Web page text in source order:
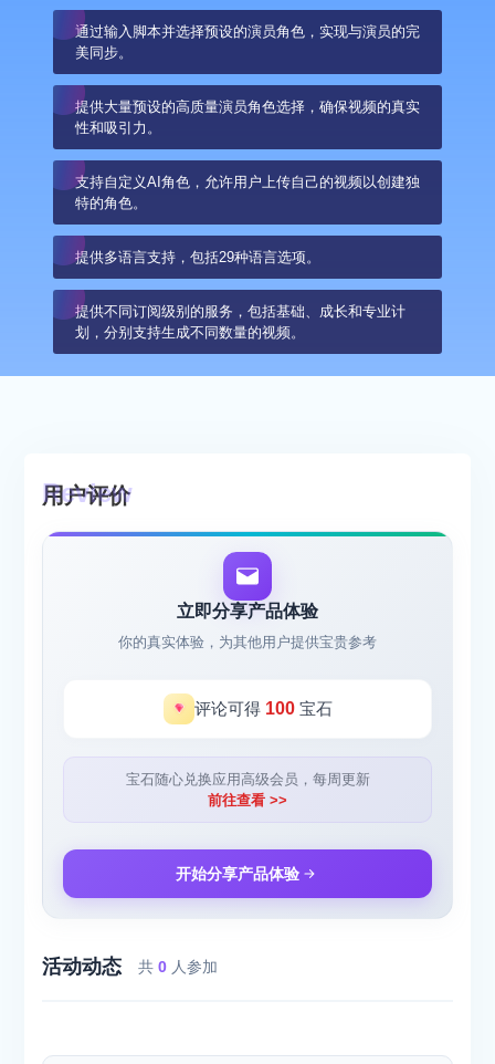
通过输入脚本并选择预设的演员角色，实现与演员的完
美同步。
提供大量预设的高质量演员角色选择，确保视频的真实
性和吸引力。
支持自定义AI角色，允许用户上传自己的视频以创建独
特的角色。
提供多语言支持，包括29种语言选项。
提供不同订阅级别的服务，包括基础、成长和专业计
划，分别支持生成不同数量的视频。
用户评价
立即分享产品体验
你的真实体验，为其他用户提供宝贵参考
评论可得 100宝石
宝石随心兑换应用高级会员，每周更新
前往查看 >>
开始分享产品体验
活动动态 共0 人参加